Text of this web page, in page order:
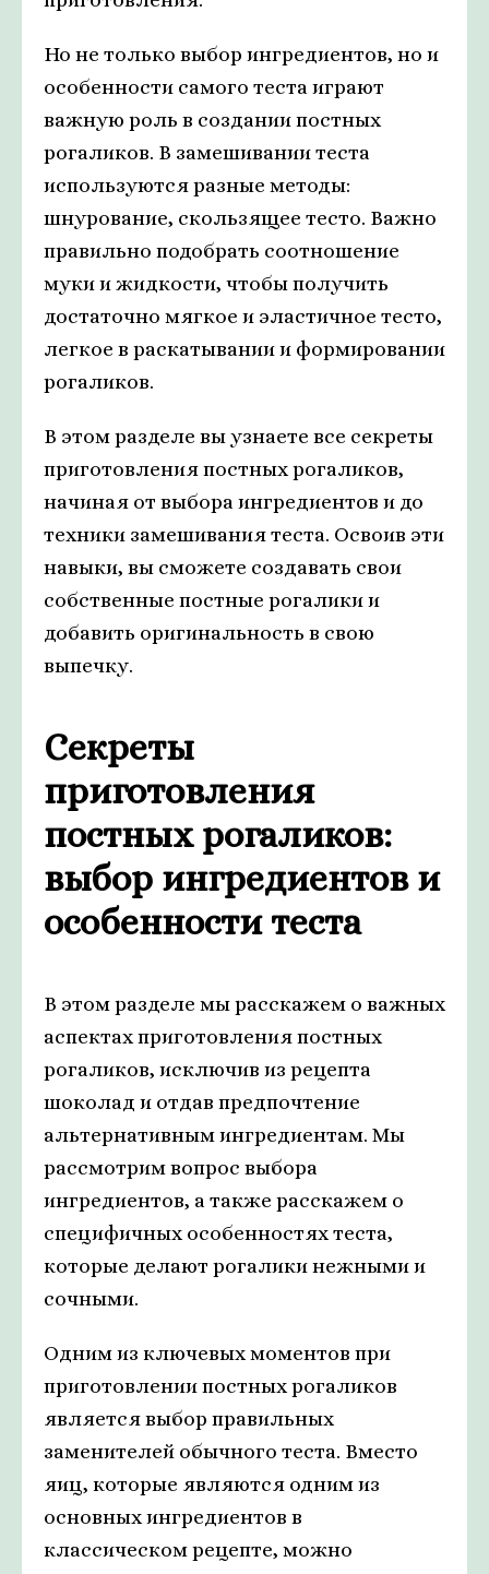
Но не только выбор ингредиентов, но и
особенности самого теста играют
важную роль в создании постных
рогаликов. В замешивании теста
используются разные методы:
шнурование, скользящее тесто. Важно
правильно подобрать соотношение
муки и жидкости, чтобы получить
достаточно мягкое и эластичное тесто,
легкое в раскатывании и формировании
рогаликов.
В этом разделе вы узнаете все секреты
приготовления постных рогаликов,
начиная от выбора ингредиентов и до
техники замешивания теста. Освоив эти
навыки, вы сможете создавать свои
собственные постные рогалики и
добавить оригинальность в свою
выпечку.
Секреты
приготовления
постных рогаликов:
выбор ингредиентов и
особенности теста
В этом разделе мы расскажем о важных
аспектах приготовления постных
рогаликов, исключив из рецепта
шоколад и отдав предпочтение
альтернативным ингредиентам. Мы
рассмотрим вопрос выбора
ингредиентов, а также расскажем о
специфичных особенностях теста,
которые делают рогалики нежными и
сочными.
Одним из ключевых моментов при
приготовлении постных рогаликов
является выбор правильных
заменителей обычного теста. Вместо
яиц, которые являются одним из
основных ингредиентов в
классическом рецепте, можно